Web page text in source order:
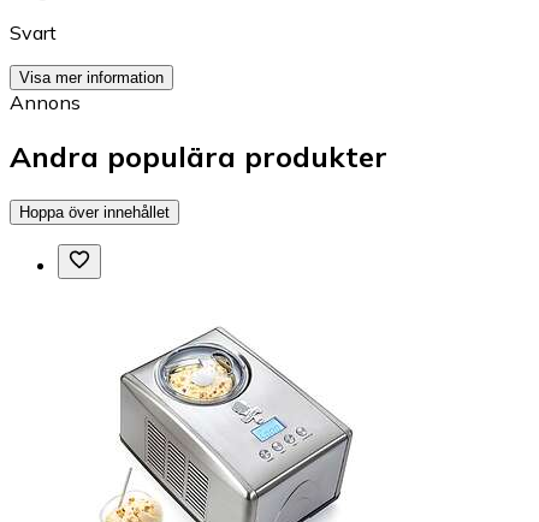
Svart
Visa mer information
Annons
Andra populära produkter
Hoppa över innehållet